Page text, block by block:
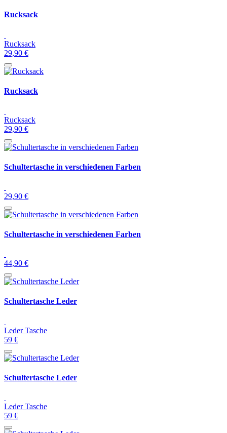
Rucksack
Rucksack
29,90 €
Rucksack
Rucksack
29,90 €
Schultertasche in verschiedenen Farben
29,90 €
Schultertasche in verschiedenen Farben
44,90 €
Schultertasche Leder
Leder Tasche
59 €
Schultertasche Leder
Leder Tasche
59 €